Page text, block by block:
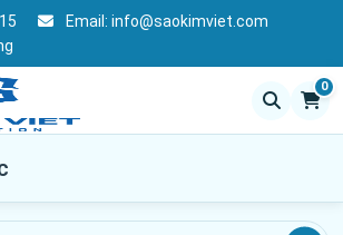
Email: info@saokimviet.com
0